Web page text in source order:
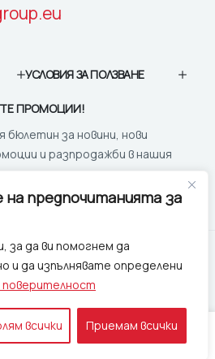
на предпочитанията за
за да ви помогнем да
и да изпълнявате определени
поверителност
всички Приемам всички
0
УСЛОВИЯ ЗА ПОЛЗВАНЕ
ПРОМОЦИИ!
за новини, нови
и разпродажби в нашия
права запазени. |
магазин от